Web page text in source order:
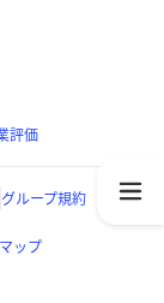
評価
グループ規約
ップ